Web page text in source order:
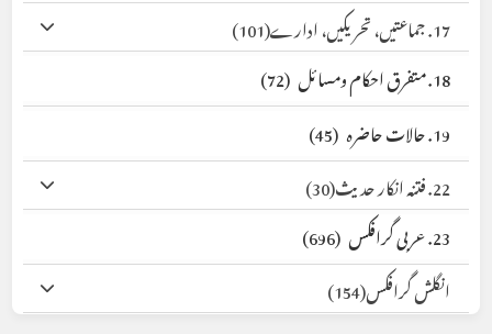
17. جماعتیں، تحریکیں، ادارے
(101)
18. متفرق احکام ومسائل
(72)
19. حالات حاضرہ
(45)
22. فتنہ انکار حدیث
(30)
23. عربی گرافکس
(696)
انگلش گرافکس(154)